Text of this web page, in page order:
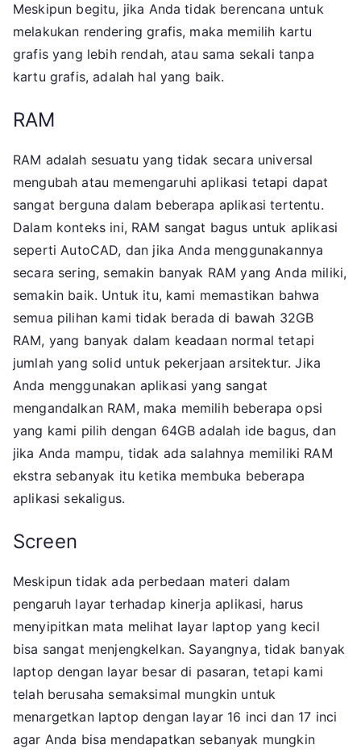
Meskipun begitu, jika Anda tidak berencana untuk
melakukan rendering grafis, maka memilih kartu
grafis yang lebih rendah, atau sama sekali tanpa
kartu grafis, adalah hal yang baik.
RAM
RAM adalah sesuatu yang tidak secara universal
mengubah atau memengaruhi aplikasi tetapi dapat
sangat berguna dalam beberapa aplikasi tertentu.
Dalam konteks ini, RAM sangat bagus untuk aplikasi
seperti AutoCAD, dan jika Anda menggunakannya
secara sering, semakin banyak RAM yang Anda miliki,
semakin baik. Untuk itu, kami memastikan bahwa
semua pilihan kami tidak berada di bawah 32GB
RAM, yang banyak dalam keadaan normal tetapi
jumlah yang solid untuk pekerjaan arsitektur. Jika
Anda menggunakan aplikasi yang sangat
mengandalkan RAM, maka memilih beberapa opsi
yang kami pilih dengan 64GB adalah ide bagus, dan
jika Anda mampu, tidak ada salahnya memiliki RAM
ekstra sebanyak itu ketika membuka beberapa
aplikasi sekaligus.
Screen
Meskipun tidak ada perbedaan materi dalam
pengaruh layar terhadap kinerja aplikasi, harus
menyipitkan mata melihat layar laptop yang kecil
bisa sangat menjengkelkan. Sayangnya, tidak banyak
laptop dengan layar besar di pasaran, tetapi kami
telah berusaha semaksimal mungkin untuk
menargetkan laptop dengan layar 16 inci dan 17 inci
agar Anda bisa mendapatkan sebanyak mungkin